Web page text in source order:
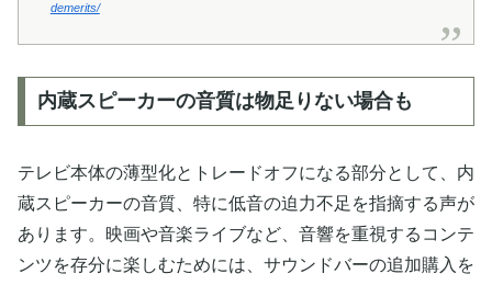
demerits/
内蔵スピーカーの音質は物足りない場合も
テレビ本体の薄型化とトレードオフになる部分として、内
蔵スピーカーの音質、特に低音の迫力不足を指摘する声が
あります。映画や音楽ライブなど、音響を重視するコンテ
ンツを存分に楽しむためには、サウンドバーの追加購入を